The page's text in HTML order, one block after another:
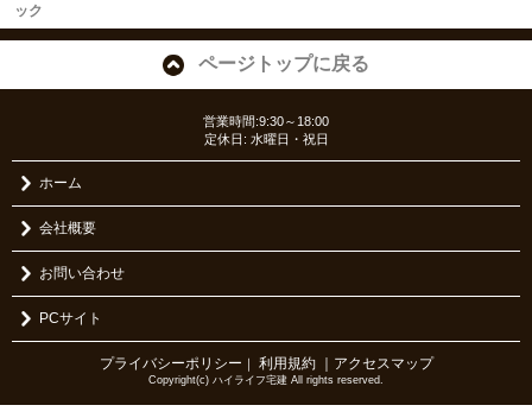
ック
ページトップに戻る
営業時間:9:30～18:00
定休日: 水曜日・祝日
ホーム
会社概要
お問い合わせ
PCサイト
プライバシーポリシー ｜ 利用規約 ｜アクセスマップ
Copyright(c) ハイライフ宅建 All rights reserved.